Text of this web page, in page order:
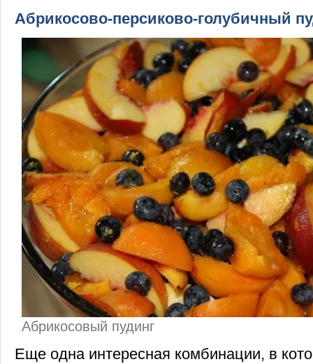
Абрикосово-персиково-голубичный
Абрикосовый пудинг
Еще одна интересная комбинации, в